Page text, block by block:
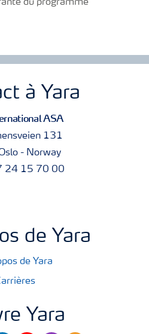
du programme
à Yara
ASA
131
- Norway
24 15 70 00
de Yara
de Yara
Yara